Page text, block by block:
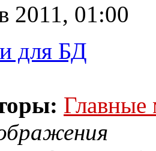
2011, 01:00
для БД
Главные